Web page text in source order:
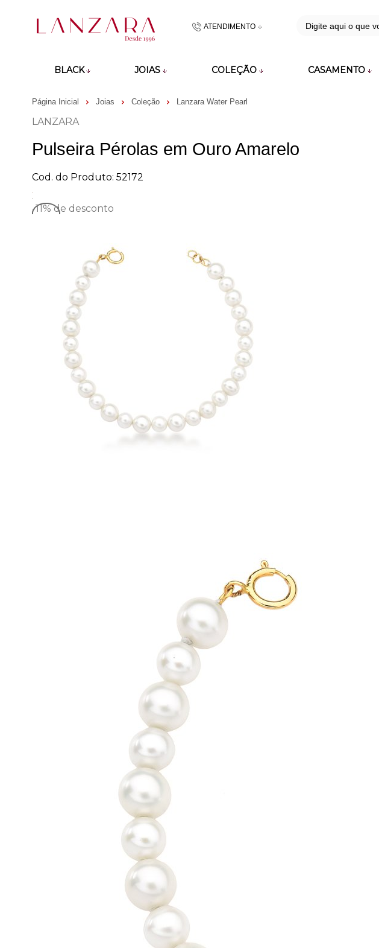
ATENDIMENTO
(48)991860142
atendimento@lanzara.com.br
BLACK JOIAS COLEÇÃO CASAMENTO
Página Inicial Joias Coleção Lanzara Water Pearl
LANZARA
Pulseira Pérolas em Ouro Amarelo
Cod. do Produto: 52172
-11% de desconto